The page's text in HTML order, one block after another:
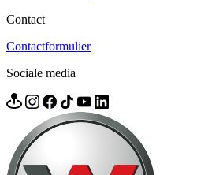
Contact
Contactformulier
Sociale media